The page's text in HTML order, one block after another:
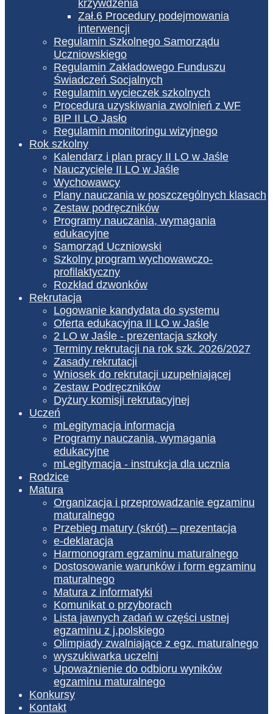
krzywdzenia
Zał.6 Procedury podejmowania
interwencji
Regulamin Szkolnego Samorządu
Uczniowskiego
Regulamin Zakładowego Funduszu
Świadczeń Socjalnych
Regulamin wycieczek szkolnych
Procedura uzyskiwania zwolnień z WF
BIP II LO Jasło
Regulamin monitoringu wizyjnego
Rok szkolny
Kalendarz i plan pracy II LO w Jaśle
Nauczyciele II LO w Jaśle
Wychowawcy
Plany nauczania w poszczególnych klasach
Zestaw podręczników
Programy nauczania, wymagania
edukacyjne
Samorząd Uczniowski
Szkolny program wychowawczo-
profilaktyczny
Rozkład dzwonków
Rekrutacja
Logowanie kandydata do systemu
Oferta edukacyjna II LO w Jaśle
2 LO w Jaśle - prezentacja szkoły
Terminy rekrutacji na rok szk. 2026/2027
Zasady rekrutacji
Wniosek do rekrutacji uzupełniającej
Zestaw Podręczników
Dyżury komisji rekrutacyjnej
Uczeń
mLegitymacja informacja
Programy nauczania, wymagania
edukacyjne
mLegitymacja - instrukcja dla ucznia
Rodzice
Matura
Organizacja i przeprowadzanie egzaminu
maturalnego
Przebieg matury (skrót) – prezentacja
e-deklaracja
Harmonogram egzaminu maturalnego
Dostosowanie warunków i form egzaminu
maturalnego
Matura z informatyki
Komunikat o przyborach
Lista jawnych zadań w części ustnej
egzaminu z j.polskiego
Olimpiady zwalniające z egz. maturalnego
wyszukiwarka uczelni
Upoważnienie do odbioru wyników
egzaminu maturalnego
Konkursy
Kontakt